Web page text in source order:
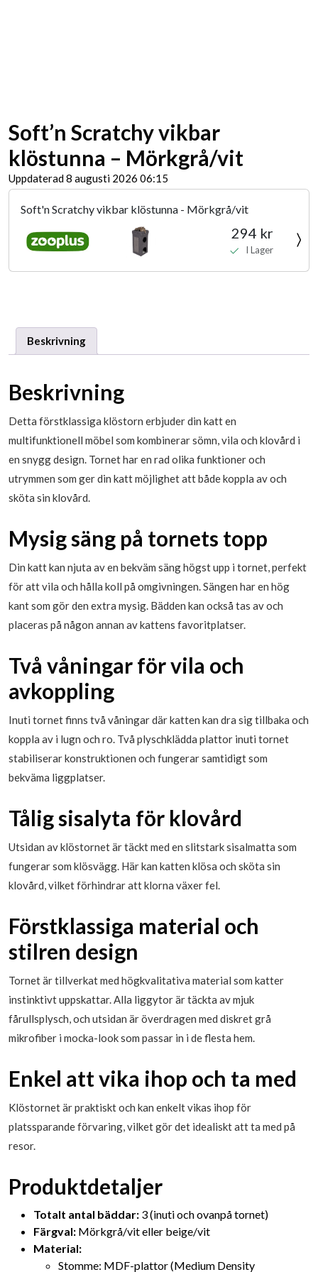
Soft’n Scratchy vikbar
klöstunna – Mörkgrå/vit
Uppdaterad 8 augusti 2026 06:15
Soft'n Scratchy vikbar klöstunna - Mörkgrå/vit
294 kr
I Lager
Beskrivning
Beskrivning
Detta förstklassiga klöstorn erbjuder din katt en
multifunktionell möbel som kombinerar sömn, vila och klovård i
en snygg design. Tornet har en rad olika funktioner och
utrymmen som ger din katt möjlighet att både koppla av och
sköta sin klovård.
Mysig säng på tornets topp
Din katt kan njuta av en bekväm säng högst upp i tornet, perfekt
för att vila och hålla koll på omgivningen. Sängen har en hög
kant som gör den extra mysig. Bädden kan också tas av och
placeras på någon annan av kattens favoritplatser.
Två våningar för vila och
avkoppling
Inuti tornet finns två våningar där katten kan dra sig tillbaka och
koppla av i lugn och ro. Två plyschklädda plattor inuti tornet
stabiliserar konstruktionen och fungerar samtidigt som
bekväma liggplatser.
Tålig sisalyta för klovård
Utsidan av klöstornet är täckt med en slitstark sisalmatta som
fungerar som klösvägg. Här kan katten klösa och sköta sin
klovård, vilket förhindrar att klorna växer fel.
Förstklassiga material och
stilren design
Tornet är tillverkat med högkvalitativa material som katter
instinktivt uppskattar. Alla liggytor är täckta av mjuk
fårullsplysch, och utsidan är överdragen med diskret grå
mikrofiber i mocka-look som passar in i de flesta hem.
Enkel att vika ihop och ta med
Klöstornet är praktiskt och kan enkelt vikas ihop för
platssparande förvaring, vilket gör det idealiskt att ta med på
resor.
Produktdetaljer
Totalt antal bäddar: 3 (inuti och ovanpå tornet)
Färgval: Mörkgrå/vit eller beige/vit
Material:
Stomme: MDF-plattor (Medium Density